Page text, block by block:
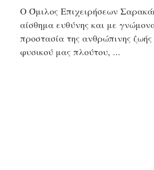
Ο Όμιλος Επιχειρήσεων
αίσθημα ευθύνης και με
προστασία της ανθρώπινης ζωής
φυσικού μας πλούτου,